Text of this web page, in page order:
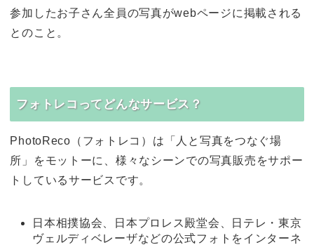
参加したお子さん全員の写真がwebページに掲載される
とのこと。
フォトレコってどんなサービス？
PhotoReco（フォトレコ）は「人と写真をつなぐ場
所」をモットーに、様々なシーンでの写真販売をサポー
トしているサービスです。
日本相撲協会、日本プロレス殿堂会、日テレ・東京
ヴェルディベレーザなどの公式フォトをインターネ